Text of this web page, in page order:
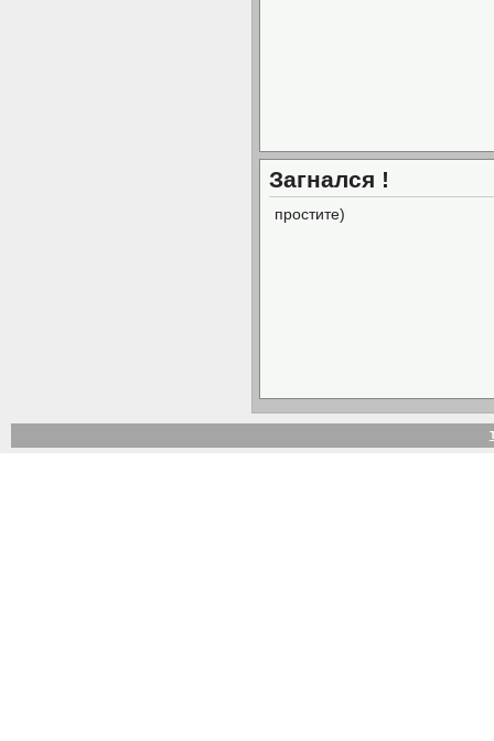
Загнался !
простите)